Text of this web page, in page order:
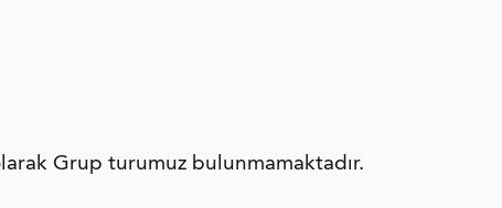
Grup turumuz bulunmamaktadır.